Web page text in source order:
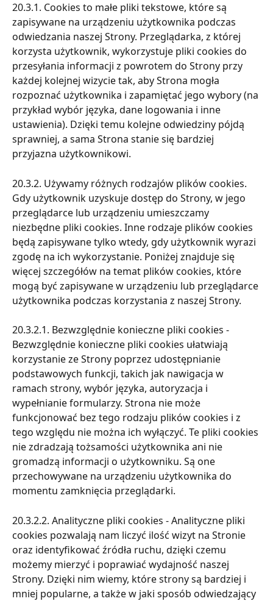
20.3.1. Cookies to małe pliki tekstowe, które są
zapisywane na urządzeniu użytkownika podczas
odwiedzania naszej Strony. Przeglądarka, z której
korzysta użytkownik, wykorzystuje pliki cookies do
przesyłania informacji z powrotem do Strony przy
każdej kolejnej wizycie tak, aby Strona mogła
rozpoznać użytkownika i zapamiętać jego wybory (na
przykład wybór języka, dane logowania i inne
ustawienia). Dzięki temu kolejne odwiedziny pójdą
sprawniej, a sama Strona stanie się bardziej
przyjazna użytkownikowi.
20.3.2. Używamy różnych rodzajów plików cookies.
Gdy użytkownik uzyskuje dostęp do Strony, w jego
przeglądarce lub urządzeniu umieszczamy
niezbędne pliki cookies. Inne rodzaje plików cookies
będą zapisywane tylko wtedy, gdy użytkownik wyrazi
zgodę na ich wykorzystanie. Poniżej znajduje się
więcej szczegółów na temat plików cookies, które
mogą być zapisywane w urządzeniu lub przeglądarce
użytkownika podczas korzystania z naszej Strony.
20.3.2.1. Bezwzględnie konieczne pliki cookies -
Bezwzględnie konieczne pliki cookies ułatwiają
korzystanie ze Strony poprzez udostępnianie
podstawowych funkcji, takich jak nawigacja w
ramach strony, wybór języka, autoryzacja i
wypełnianie formularzy. Strona nie może
funkcjonować bez tego rodzaju plików cookies i z
tego względu nie można ich wyłączyć. Te pliki cookies
nie zdradzają tożsamości użytkownika ani nie
gromadzą informacji o użytkowniku. Są one
przechowywane na urządzeniu użytkownika do
momentu zamknięcia przeglądarki.
20.3.2.2. Analityczne pliki cookies - Analityczne pliki
cookies pozwalają nam liczyć ilość wizyt na Stronie
oraz identyfikować źródła ruchu, dzięki czemu
możemy mierzyć i poprawiać wydajność naszej
Strony. Dzięki nim wiemy, które strony są bardziej i
mniej popularne, a także w jaki sposób odwiedzający